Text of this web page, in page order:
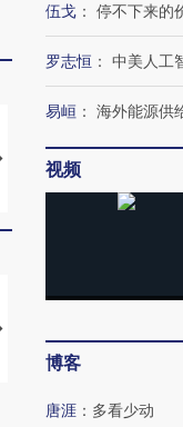
视线｜HYROX的吸金
术：是什么让中产们甘
【推广】走进第四届链博
会，让数智科技“链”接产
伍戈 ： 停不下来的
罗志恒 ： 中美人工
易峘 ： 海外能源供
视频
博客
唐涯 ： 多看少动